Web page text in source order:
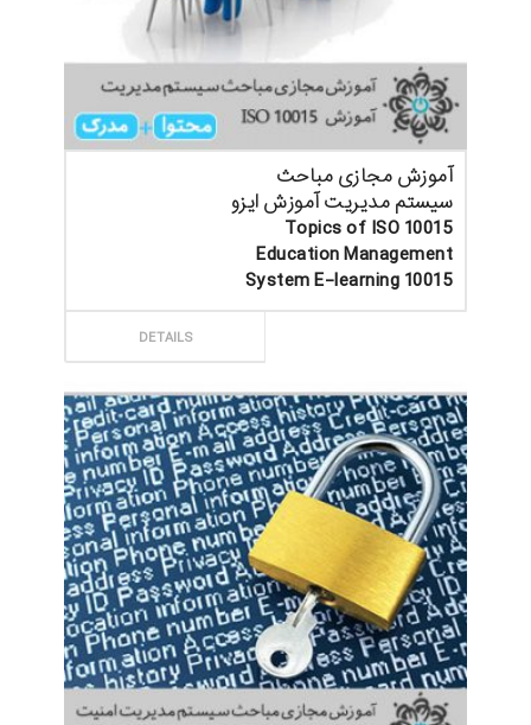
آموزش مجازی مباحث
سیستم مدیریت آموزش ایزو
Topics of ISO 10015
Education Management
System E-learning 10015
DETAILS